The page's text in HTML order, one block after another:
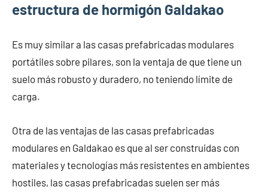
estructura de hormigón Galdakao
Es muy similar a las casas prefabricadas modulares
portátiles sobre pilares, son la ventaja de que tiene un
suelo más robusto y duradero, no teniendo límite de
carga.
Otra de las ventajas de las casas prefabricadas
modulares en Galdakao es que al ser construidas con
materiales y tecnologías más resistentes en ambientes
hostiles, las casas prefabricadas suelen ser más